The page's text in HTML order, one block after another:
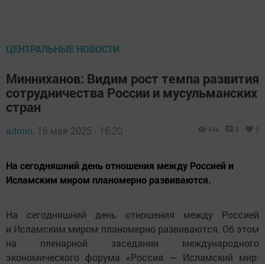
ЦЕНТРАЛЬНЫЕ НОВОСТИ
Минниханов: Видим рост темпа развития
сотрудничества России и мусульманских
стран
admin, 16 мая 2025 - 16:20 344 0 0
На сегодняшний день отношения между Россией и
Исламским миром планомерно развиваются.
На сегодняшний день отношения между Россией
и Исламским миром планомерно развиваются. Об этом
на пленарной заседании международного
экономического форума «Россия — Исламский мир: